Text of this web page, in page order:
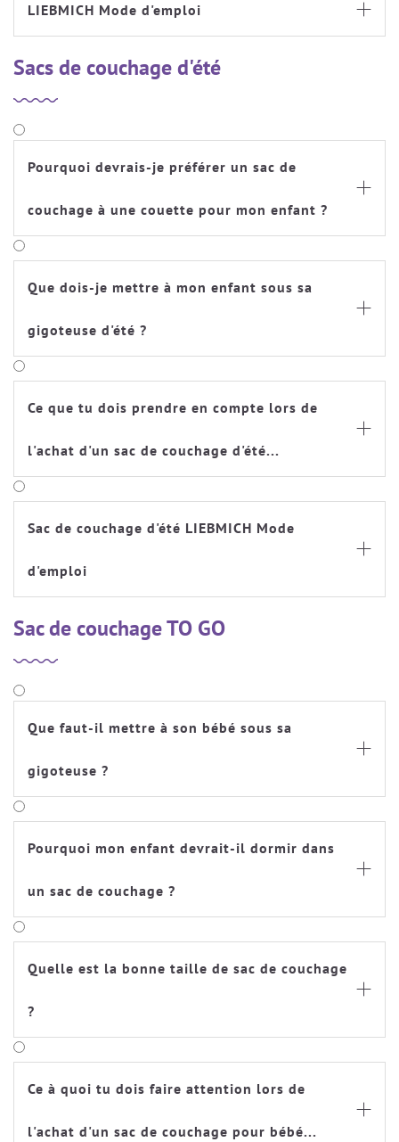
LIEBMICH Mode d'emploi 
Sacs de couchage d'été
Pourquoi devrais-je préférer un sac de
couchage à une couette pour mon enfant ?

Que dois-je mettre à mon enfant sous sa
gigoteuse d'été ?

Ce que tu dois prendre en compte lors de
l'achat d'un sac de couchage d'été...

Sac de couchage d'été LIEBMICH Mode
d'emploi

Sac de couchage TO GO
Que faut-il mettre à son bébé sous sa
gigoteuse ?

Pourquoi mon enfant devrait-il dormir dans
un sac de couchage ?

Quelle est la bonne taille de sac de couchage
?

Ce à quoi tu dois faire attention lors de
l'achat d'un sac de couchage pour bébé...
